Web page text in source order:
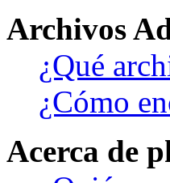
Archivos
¿Qué
¿Cómo
Acerca de